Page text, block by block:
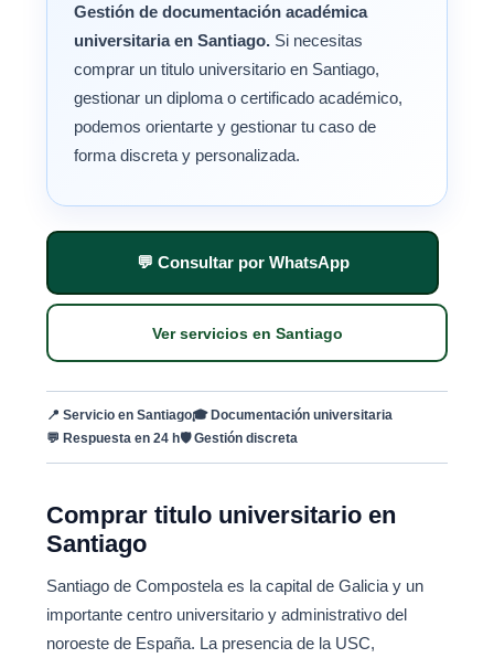
Gestión de documentación académica
universitaria en Santiago. Si necesitas
comprar un titulo universitario en Santiago,
gestionar un diploma o certificado académico,
podemos orientarte y gestionar tu caso de
forma discreta y personalizada.
💬 Consultar por WhatsApp
Ver servicios en Santiago
📍 Servicio en Santiago🎓 Documentación universitaria
💬 Respuesta en 24 h🛡 Gestión discreta
Comprar titulo universitario en
Santiago
Santiago de Compostela es la capital de Galicia y un
importante centro universitario y administrativo del
noroeste de España. La presencia de la USC,